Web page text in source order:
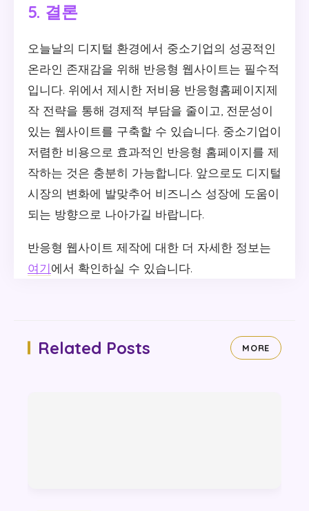
5. 결론
오늘날의 디지털 환경에서 중소기업의 성공적인
온라인 존재감을 위해 반응형 웹사이트는 필수적
입니다. 위에서 제시한 저비용 반응형홈페이지제
작 전략을 통해 경제적 부담을 줄이고, 전문성이
있는 웹사이트를 구축할 수 있습니다. 중소기업이
저렴한 비용으로 효과적인 반응형 홈페이지를 제
작하는 것은 충분히 가능합니다. 앞으로도 디지털
시장의 변화에 발맞추어 비즈니스 성장에 도움이
되는 방향으로 나아가길 바랍니다.
반응형 웹사이트 제작에 대한 더 자세한 정보는
여기에서 확인하실 수 있습니다.
Related Posts MORE